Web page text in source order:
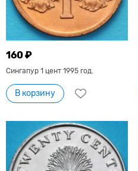
160 ₽
Сингапур 1 цент 1995 год.
В корзину